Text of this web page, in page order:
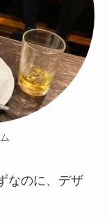
なのに、デザ